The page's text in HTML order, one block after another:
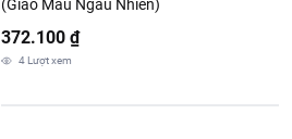
(Giao Màu Ngẫu Nhiên)
372.100 ₫
4Lượt xem